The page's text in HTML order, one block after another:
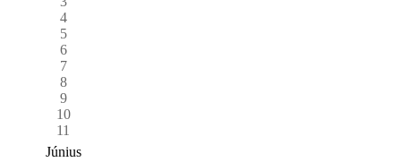
4
5
6
7
8
9
10
11
Június